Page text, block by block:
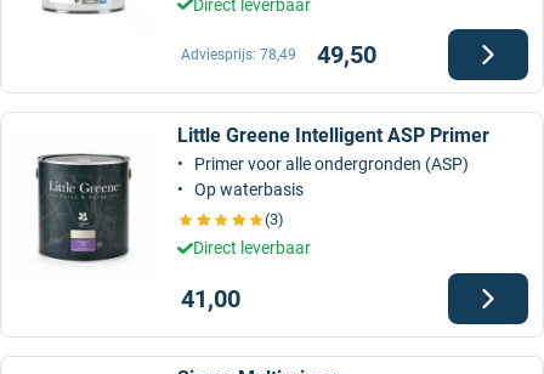
Direct leverbaar
49,50
Adviesprijs: 78,49
Little Greene Intelligent ASP Primer
Primer voor alle ondergronden (ASP)
Op waterbasis
(3)
Direct leverbaar
41,00